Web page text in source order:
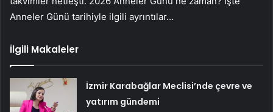
Anneler Günü tarihiyle ilgili ayrıntılar…
İlgili Makaleler
İzmir Karabağlar Meclisi’nde çevre ve
yatırım gündemi